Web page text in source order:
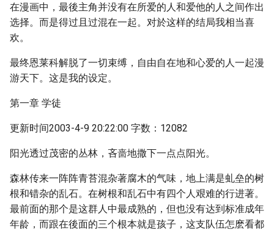
在漫画中，最後主角并没有在所爱的人和爱他的人之间作出
选择。而是得过且过混在一起。对於这样的结局我相当喜
欢。
最终恩莱科解脱了一切束缚，自由自在地和心爱的人一起漫
游天下。这是我的设定。
第一章 学徒
更新时间2003-4-9 20:22:00 字数：12082
阳光透过茂密的丛林，吝啬地撒下一点点阳光。
森林传来一阵阵青苔混杂著腐木的气味，地上满是虬垒的树
根和错杂的乱石。在树根和乱石中有四个人艰难的行进著。
最前面的那个是这群人中最成熟的，但也没有达到标准成年
年龄，而跟在後面的三个根本就是孩子，这支队伍怎麽看都